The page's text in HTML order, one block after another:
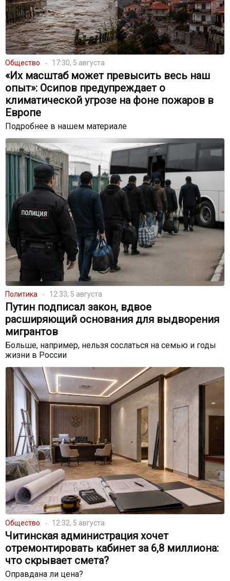
Общество 17:30, 5 августа
«Их масштаб может превысить весь наш
опыт»: Осипов предупреждает о
климатической угрозе на фоне пожаров в
Европе
Подробнее в нашем материале
Политика 12:33, 5 августа
Путин подписал закон, вдвое
расширяющий основания для выдворения
мигрантов
Больше, например, нельзя сослаться на семью и годы
жизни в России
Общество 12:32, 5 августа
Читинская администрация хочет
отремонтировать кабинет за 6,8 миллиона:
что скрывает смета?
Оправдана ли цена?